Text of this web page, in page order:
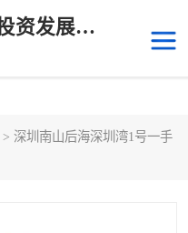
深圳市海裕投资发展有限公司
> 深圳南山后海深圳湾1号一手